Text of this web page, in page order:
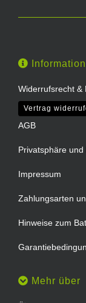
Widerrufsrecht &
Vertrag
AGB
Privatsphäre
Impressum
Zahlungsarten
Hinweise zum
Mehr über